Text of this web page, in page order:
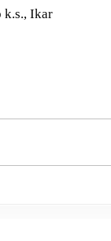
k.s., Ikar